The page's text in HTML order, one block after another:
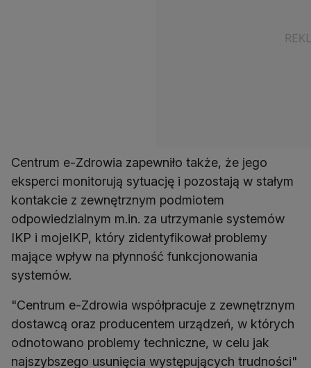
Centrum e-Zdrowia zapewniło także, że jego
eksperci monitorują sytuację i pozostają w stałym
kontakcie z zewnętrznym podmiotem
odpowiedzialnym m.in. za utrzymanie systemów
IKP i mojeIKP, który zidentyfikował problemy
mające wpływ na płynność funkcjonowania
systemów.
"Centrum e-Zdrowia współpracuje z zewnętrznym
dostawcą oraz producentem urządzeń, w których
odnotowano problemy techniczne, w celu jak
najszybszego usunięcia występujących trudności"